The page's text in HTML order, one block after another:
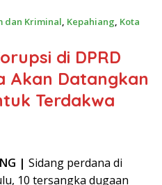
dan Kriminal, Kepahiang, Kota
di DPRD
Akan Datangkan
Terdakwa
| Sidang perdana di
10 tersangka dugaan